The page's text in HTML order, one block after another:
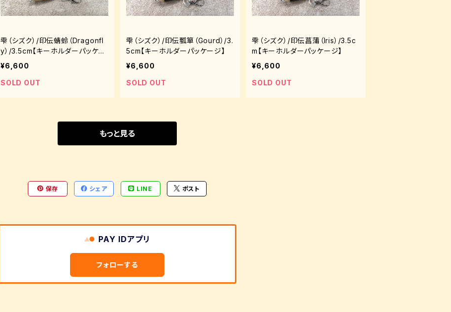
雫（シズク）/印伝蜻蛉（Dragonfl
y）/3.5cm【キーホルダーパッケー
ジ】
¥6,600
SOLD OUT
雫（シズク）/印伝瓢箪（Gourd）/3.
5cm【キーホルダーパッケージ】
¥6,600
SOLD OUT
雫（シズク）/印伝菖蒲（Iris）/3.5c
m【キーホルダーパッケージ】
¥6,600
SOLD OUT
もっと見る
保存 シェア LINE ポスト
PAY IDアプリ
フォローする